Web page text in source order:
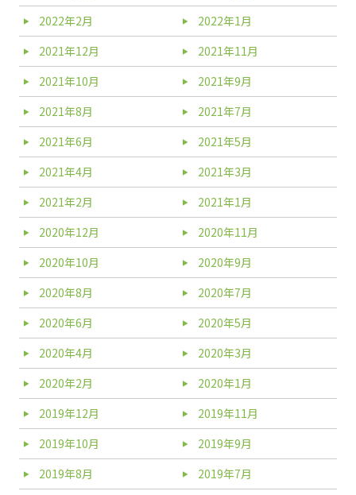
2022年2月
2022年1月
2021年12月
2021年11月
2021年10月
2021年9月
2021年8月
2021年7月
2021年6月
2021年5月
2021年4月
2021年3月
2021年2月
2021年1月
2020年12月
2020年11月
2020年10月
2020年9月
2020年8月
2020年7月
2020年6月
2020年5月
2020年4月
2020年3月
2020年2月
2020年1月
2019年12月
2019年11月
2019年10月
2019年9月
2019年8月
2019年7月